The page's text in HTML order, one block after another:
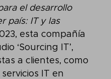
el desarrollo
país: IT y las
esta compañía
‘Sourcing IT’,
a clientes, como
IT en